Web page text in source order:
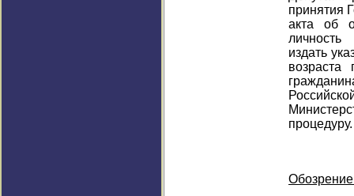
принятия
акта об
издать
возраста
процедуру.